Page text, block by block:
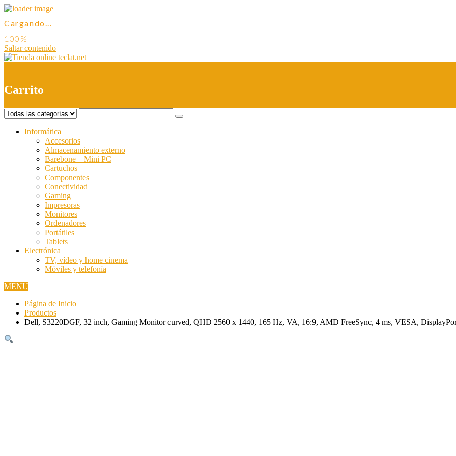
Cargando...
Saltar contenido
Carrito
Informática
Accesorios
Almacenamiento externo
Barebone – Mini PC
Cartuchos
Componentes
Conectividad
Gaming
Impresoras
Monitores
Ordenadores
Portátiles
Tablets
Electrónica
TV, vídeo y home cinema
Móviles y telefonía
MENU
Página de Inicio
Productos
Dell, S3220DGF, 32 inch, Gaming Monitor curved, QHD 2560 x 1440, 165 Hz, VA, 16:9, AMD FreeSync, 4 ms, VESA,